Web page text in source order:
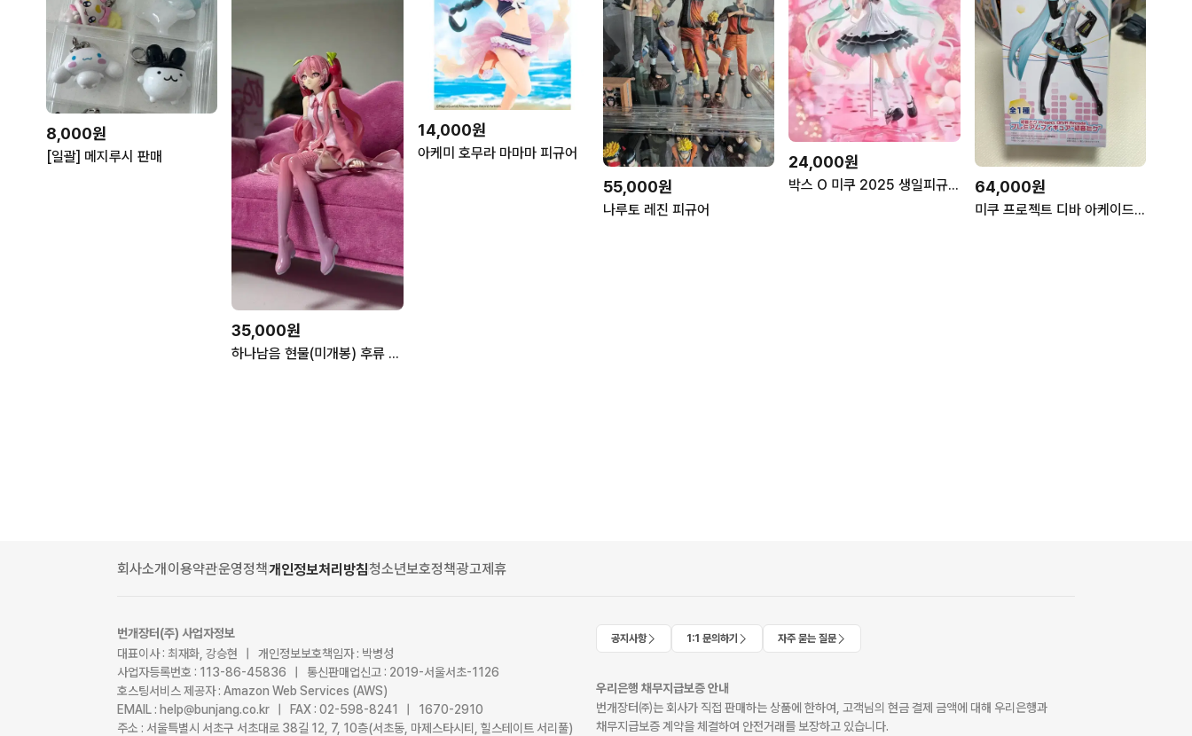
8,000원
[일괄] 메지루시 판매
35,000원
하나남음 현물(미개봉) 후류 하츠네 미쿠 사쿠라 미쿠 2026 누들스토퍼 피규어
14,000원
아케미 호무라 마마마 피규어
55,000원
나루토 레진 피규어
24,000원
박스 O 미쿠 2025 생일피규어 64,000원
미쿠 프로젝트 디바 아케이드 피규어 프디바 고전 미소녀
회사소개 이용약관운영정책개인정보처리방침청소년보호정책광고제휴
번개장터(주) 사업자정보
대표이사 : 최재화, 강승현 | 개인정보보호책임자 : 박병성
사업자등록번호 : 113-86-45836 | 통신판매업신고 : 2019-서울서초-1126
호스팅서비스 제공자 : Amazon Web Services (AWS)
EMAIL : help@bunjang.co.kr | FAX : 02-598-8241 | 1670-2910
주소 : 서울특별시 서초구 서초대로 38길 12, 7, 10층(서초동, 마제스타시티, 힐스테이트 서리풀)
공지사항 1:1 문의하기 자주 묻는 질문
우리은행 채무지급보증 안내
번개장터㈜는 회사가 직접 판매하는 상품에 한하여, 고객님의 현금 결제 금액에 대해 우리은행과
채무지급보증 계약을 체결하여 안전거래를 보장하고 있습니다.